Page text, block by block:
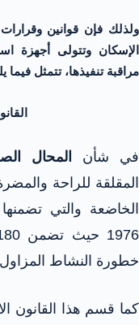
ولذلك فإن قوانين
الإسكان وتتولى أجهزة
مراقبة تنفيذها، تتمثل فيما
القانون
في شأن المحال
المقلقة للراحة
خطورة النشاط المزاول
كما قسم هذا القانون